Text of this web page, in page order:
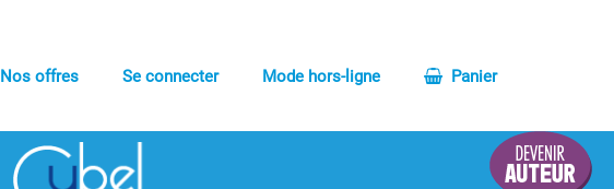
Nos offres Se connecter Mode hors-ligne Panier